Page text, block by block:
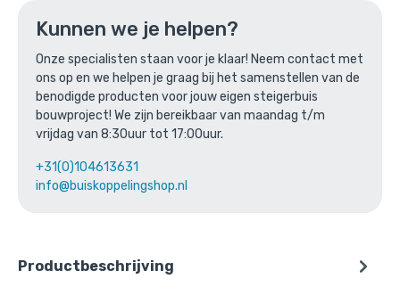
Kunnen we je helpen?
Onze specialisten staan voor je klaar! Neem contact met
ons op en we helpen je graag bij het samenstellen van de
benodigde producten voor jouw eigen steigerbuis
bouwproject! We zijn bereikbaar van maandag t/m
vrijdag van 8:30uur tot 17:00uur.
+31(0)104613631
info@buiskoppelingshop.nl
Productbeschrijving
Bovenstaande product wordt vaak
gecombineerd met: